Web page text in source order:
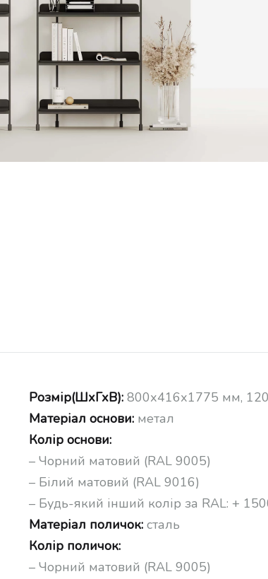
Розмір(ШхГхВ): 800х416х1775 мм,
Матеріал основи: метал
Колір основи:
– Чорний матовий (RAL 9005)
– Білий матовий (RAL 9016)
– Будь-який інший колір за RAL: +
Матеріал поличок: сталь
Колір поличок:
– Чорний матовий (RAL 9005)